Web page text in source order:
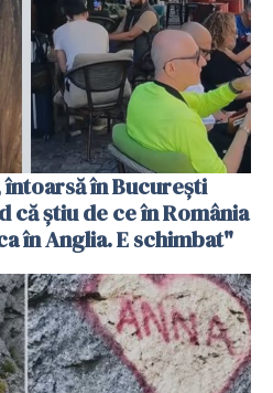
în București
că știu de ce în România
în Anglia. E schimbat"